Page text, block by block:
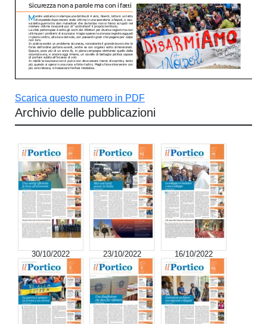
Scarica questo numero in PDF
Archivio delle pubblicazioni
30/10/2022 23/10/2022 16/10/2022